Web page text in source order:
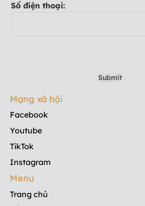
Số điện thoại:
Mạng xã hội
Facebook
Youtube
TikTok
Instagram
Menu
Trang chủ